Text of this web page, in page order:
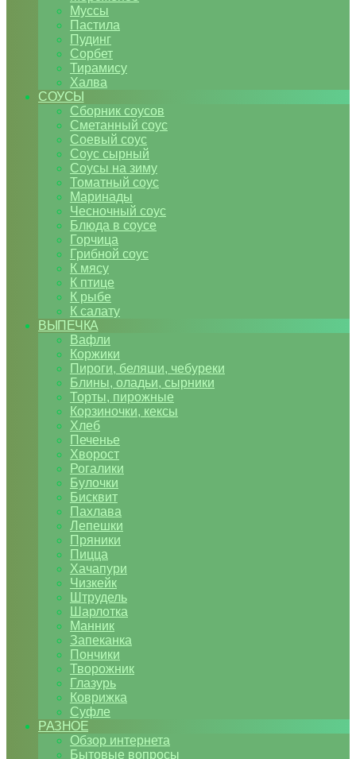
Муссы
Пастила
Пудинг
Сорбет
Тирамису
Халва
СОУСЫ
Сборник соусов
Сметанный соус
Соевый соус
Соус сырный
Соусы на зиму
Томатный соус
Маринады
Чесночный соус
Блюда в соусе
Горчица
Грибной соус
К мясу
К птице
К рыбе
К салату
ВЫПЕЧКА
Вафли
Коржики
Пироги, беляши, чебуреки
Блины, оладьи, сырники
Торты, пирожные
Корзиночки, кексы
Хлеб
Печенье
Хворост
Рогалики
Булочки
Бисквит
Пахлава
Лепешки
Пряники
Пицца
Хачапури
Чизкейк
Штрудель
Шарлотка
Манник
Запеканка
Пончики
Творожник
Глазурь
Коврижка
Суфле
РАЗНОЕ
Обзор интернета
Бытовые вопросы